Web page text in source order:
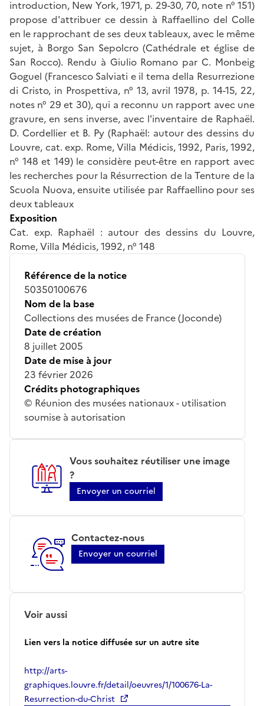
introduction, New York, 1971, p. 29-30, 70, note n° 151)
propose d'attribuer ce dessin à Raffaellino del Colle
en le rapprochant de ses deux tableaux, avec le même
sujet, à Borgo San Sepolcro (Cathédrale et église de
San Rocco). Rendu à Giulio Romano par C. Monbeig
Goguel (Francesco Salviati e il tema della Resurrezione
di Cristo, in Prospettiva, n° 13, avril 1978, p. 14-15, 22,
notes n° 29 et 30), qui a reconnu un rapport avec une
gravure, en sens inverse, avec l'inventaire de Raphaël.
D. Cordellier et B. Py (Raphaël: autour des dessins du
Louvre, cat. exp. Rome, Villa Médicis, 1992, Paris, 1992,
n° 148 et 149) le considère peut-être en rapport avec
les recherches pour la Résurrection de la Tenture de la
Scuola Nuova, ensuite utilisée par Raffaellino pour ses
deux tableaux
Exposition
Cat. exp. Raphaël : autour des dessins du Louvre,
Rome, Villa Médicis, 1992, n° 148
Référence de la notice
50350100676
Nom de la base
Collections des musées de France (Joconde)
Date de création
8 juillet 2005
Date de mise à jour
23 février 2026
Crédits photographiques
© Réunion des musées nationaux - utilisation
soumise à autorisation
Vous souhaitez réutiliser une image
?
Envoyer un courriel
Contactez-nous
Envoyer un courriel
Voir aussi
Lien vers la notice diffusée sur un autre site
http://arts-
graphiques.louvre.fr/detail/oeuvres/1/100676-La-
Resurrection-du-Christ